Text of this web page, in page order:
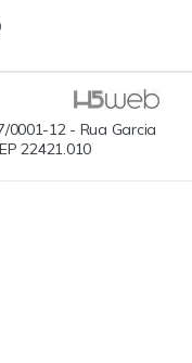
0001-12 - Rua Garcia
22421.010